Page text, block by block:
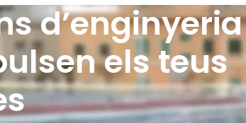
d’enginyeria
els teus